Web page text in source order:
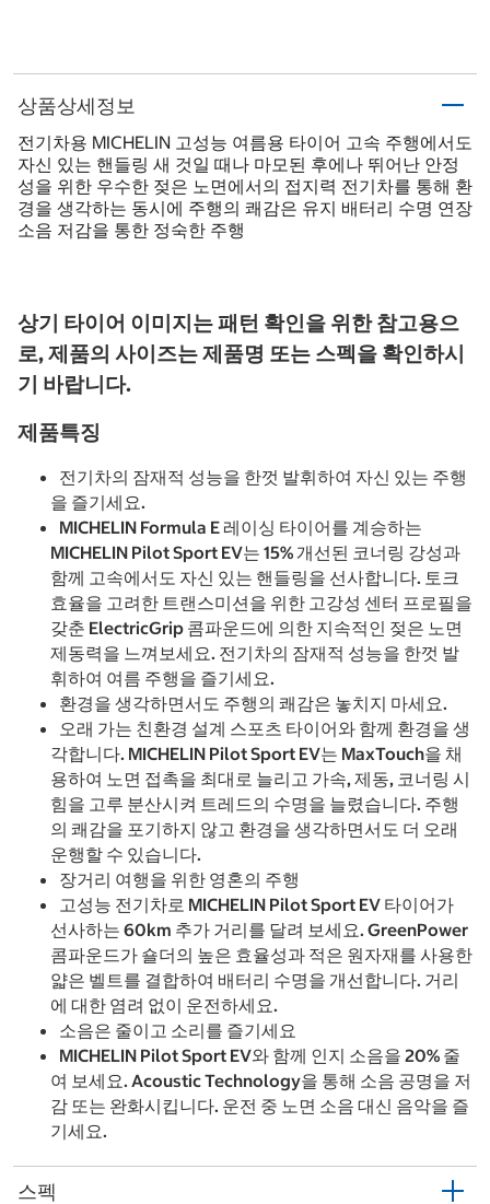
상품상세정보
전기차용 MICHELIN 고성능 여름용 타이어 고속 주행에서도
자신 있는 핸들링 새 것일 때나 마모된 후에나 뛰어난 안정
성을 위한 우수한 젖은 노면에서의 접지력 전기차를 통해 환
경을 생각하는 동시에 주행의 쾌감은 유지 배터리 수명 연장
소음 저감을 통한 정숙한 주행
상기 타이어 이미지는 패턴 확인을 위한 참고용으
로, 제품의 사이즈는 제품명 또는 스펙을 확인하시
기 바랍니다.
제품특징
전기차의 잠재적 성능을 한껏 발휘하여 자신 있는 주행
을 즐기세요.
MICHELIN Formula E 레이싱 타이어를 계승하는
MICHELIN Pilot Sport EV는 15% 개선된 코너링 강성과
함께 고속에서도 자신 있는 핸들링을 선사합니다. 토크
효율을 고려한 트랜스미션을 위한 고강성 센터 프로필을
갖춘 ElectricGrip 콤파운드에 의한 지속적인 젖은 노면
제동력을 느껴보세요. 전기차의 잠재적 성능을 한껏 발
휘하여 여름 주행을 즐기세요.
환경을 생각하면서도 주행의 쾌감은 놓치지 마세요.
오래 가는 친환경 설계 스포츠 타이어와 함께 환경을 생
각합니다. MICHELIN Pilot Sport EV는 MaxTouch을 채
용하여 노면 접촉을 최대로 늘리고 가속, 제동, 코너링 시
힘을 고루 분산시켜 트레드의 수명을 늘렸습니다. 주행
의 쾌감을 포기하지 않고 환경을 생각하면서도 더 오래
운행할 수 있습니다.
장거리 여행을 위한 영혼의 주행
고성능 전기차로 MICHELIN Pilot Sport EV 타이어가
선사하는 60km 추가 거리를 달려 보세요. GreenPower
콤파운드가 숄더의 높은 효율성과 적은 원자재를 사용한
얇은 벨트를 결합하여 배터리 수명을 개선합니다. 거리
에 대한 염려 없이 운전하세요.
소음은 줄이고 소리를 즐기세요
MICHELIN Pilot Sport EV와 함께 인지 소음을 20% 줄
여 보세요. Acoustic Technology을 통해 소음 공명을 저
감 또는 완화시킵니다. 운전 중 노면 소음 대신 음악을 즐
기세요.
스펙